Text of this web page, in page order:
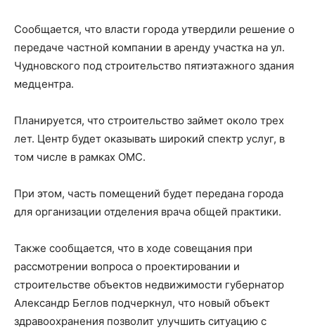
Сообщается, что власти города утвердили решение о
передаче частной компании в аренду участка на ул.
Чудновского под строительство пятиэтажного здания
медцентра.
Планируется, что строительство займет около трех
лет. Центр будет оказывать широкий спектр услуг, в
том числе в рамках ОМС.
При этом, часть помещений будет передана города
для организации отделения врача общей практики.
Также сообщается, что в ходе совещания при
рассмотрении вопроса о проектировании и
строительстве объектов недвижимости губернатор
Александр Беглов подчеркнул, что новый объект
здравоохранения позволит улучшить ситуацию с